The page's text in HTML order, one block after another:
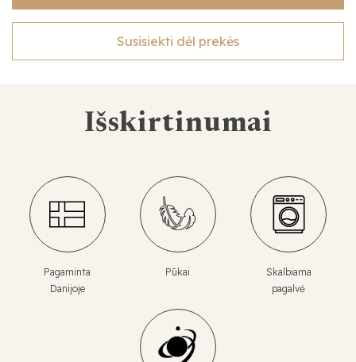
Susisiekti dėl prekės
Išskirtinumai
Pagaminta
Danijoje
Pūkai
Skalbiama
pagalvė